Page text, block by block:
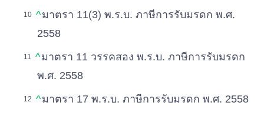
^มาตรา 11(3) พ.ร.บ. ภาษีการรับมรดก พ.ศ.
2558
^มาตรา 11 วรรคสอง พ.ร.บ. ภาษีการรับมรดก
พ.ศ. 2558
^มาตรา 17 พ.ร.บ. ภาษีการรับมรดก พ.ศ. 2558